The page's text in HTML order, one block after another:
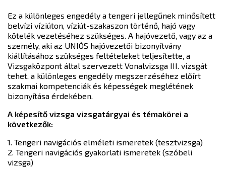
Ez a különleges engedély a tengeri jellegűnek minősített
belvízi víziúton, víziút-szakaszon történő, hajó vagy
kötelék vezetéséhez szükséges. A hajóvezető, vagy az a
személy, aki az UNIÓS hajóvezetői bizonyítvány
kiállításához szükséges feltételeket teljesítette, a
Vizsgaközpont által szervezett Vonalvizsga III. vizsgát
tehet, a különleges engedély megszerzéséhez előírt
szakmai kompetenciák és képességek meglétének
bizonyítása érdekében.
A képesítő vizsga vizsgatárgyai és témakörei a
következők:
1. Tengeri navigációs elméleti ismeretek (tesztvizsga)
2. Tengeri navigációs gyakorlati ismeretek (szóbeli
vizsga)